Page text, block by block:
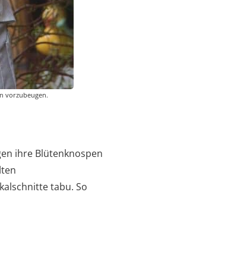
vorzubeugen.
ihre Blütenknospen
tabu. So